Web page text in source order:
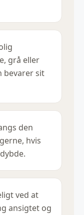
grå eller
bevarer sit
den
hvis
ved at
ansigtet og